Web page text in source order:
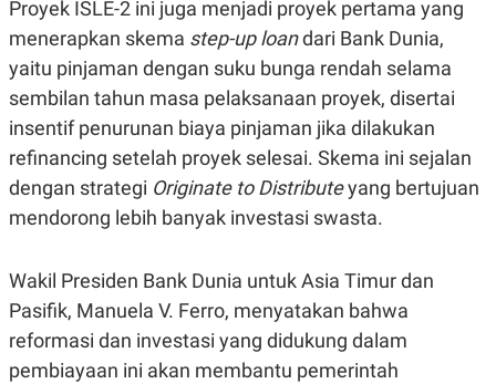
A
N
N
C
E
T
K
J
A
M
I
T
E
E
A
R
A
V
T
S
I
N
G
Proyek ISLE-2 ini juga menjadi proyek pertama yang
menerapkan skema step-up loandari Bank Dunia,
yaitu pinjaman dengan suku bunga rendah selama
sembilan tahun masa pelaksanaan proyek, disertai
insentif penurunan biaya pinjaman jika dilakukan
refinancing setelah proyek selesai. Skema ini sejalan
dengan strategi Originate to Distributeyang bertujuan
mendorong lebih banyak investasi swasta.
Wakil Presiden Bank Dunia untuk Asia Timur dan
Pasifik, Manuela V. Ferro, menyatakan bahwa
reformasi dan investasi yang didukung dalam
pembiayaan ini akan membantu pemerintah